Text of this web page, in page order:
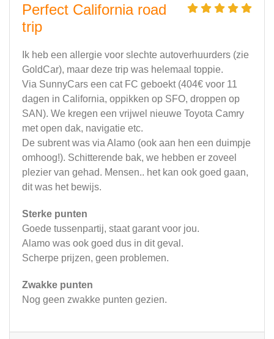
Perfect California road
trip
Ik heb een allergie voor slechte autoverhuurders (zie
GoldCar), maar deze trip was helemaal toppie.
Via SunnyCars een cat FC geboekt (404€ voor 11
dagen in California, oppikken op SFO, droppen op
SAN). We kregen een vrijwel nieuwe Toyota Camry
met open dak, navigatie etc.
De subrent was via Alamo (ook aan hen een duimpje
omhoog!). Schitterende bak, we hebben er zoveel
plezier van gehad. Mensen.. het kan ook goed gaan,
dit was het bewijs.
Sterke punten
Goede tussenpartij, staat garant voor jou.
Alamo was ook goed dus in dit geval.
Scherpe prijzen, geen problemen.
Zwakke punten
Nog geen zwakke punten gezien.